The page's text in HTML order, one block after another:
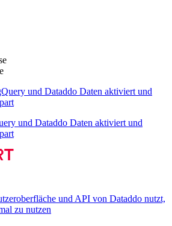
und Dataddo Daten aktiviert und